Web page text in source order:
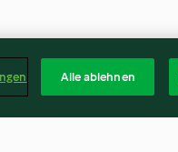
Alle ablehnen